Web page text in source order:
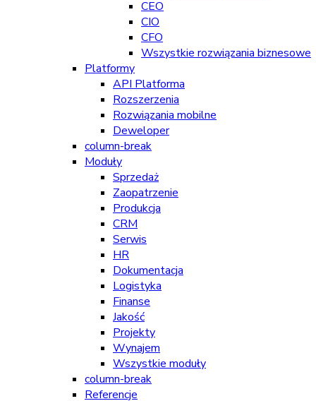
CEO
CIO
CFO
Wszystkie rozwiązania biznesowe
Platformy
API Platforma
Rozszerzenia
Rozwiązania mobilne
Deweloper
column-break
Moduły
Sprzedaż
Zaopatrzenie
Produkcja
CRM
Serwis
HR
Dokumentacja
Logistyka
Finanse
Jakość
Projekty
Wynajem
Wszystkie moduły
column-break
Referencje